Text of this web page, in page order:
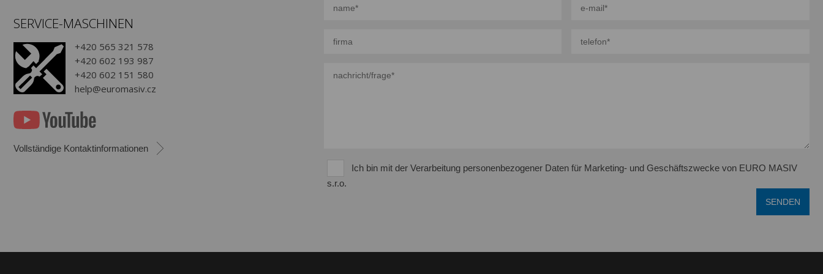
SERVICE-MASCHINEN
+420 565 321 578
+420 602 193 987
+420 602 151 580
help@euromasiv.cz
Vollständige Kontaktinformationen
Ich bin mit der Verarbeitung personenbezogener Daten für Marketing- und Geschäftszwecke von EURO MASIV
s.r.o.